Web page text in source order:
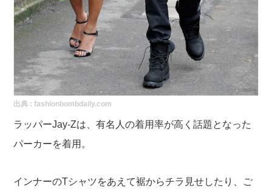
出典 :fashionbombdaily.com
ラッパーJay-Zは、有名人の着用率が高く話題となった
パーカーを着用。
インナーのTシャツをあえて裾からチラ見せしたり、ご